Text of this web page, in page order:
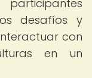
desafíos y
con
en un